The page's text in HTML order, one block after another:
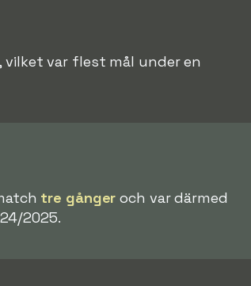
, vilket var flest mål under en
tre gånger och var därmed
2025.